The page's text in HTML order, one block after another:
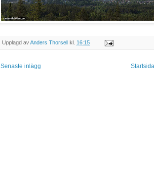
Upplagd avAnders Thorsell kl. 16:15
Senaste inlägg Startsida